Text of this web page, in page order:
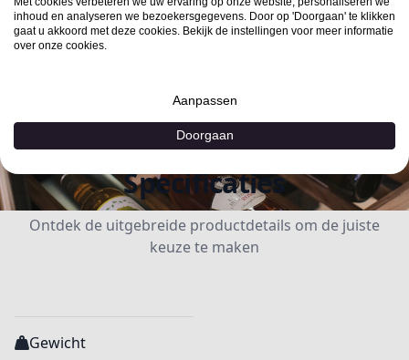
Specificaties
Ontdek de uitgebreide productdetails om de juiste
keuze te maken
Gewicht
inhoud en analyseren we bezoekersgegevens. Door op 'Doorgaan' te klikken
gaat u akkoord met deze cookies. Bekijk de instellingen voor meer informatie
over onze cookies.
Aanpassen
Doorgaan